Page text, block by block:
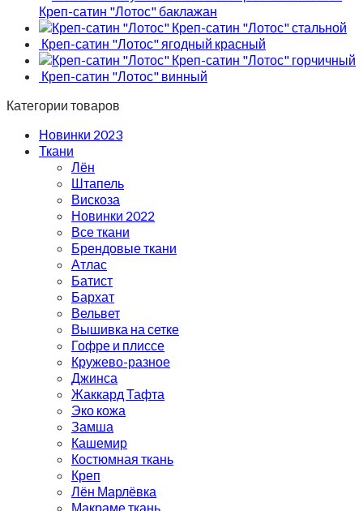
Креп-сатин "Лотос" баклажан
Креп-сатин "Лотос" стальной
Креп-сатин "Лотос" ягодный красный
Креп-сатин "Лотос" горчичный
Креп-сатин "Лотос" винный
Категории товаров
Новинки 2023
Ткани
Лён
Штапель
Вискоза
Новинки 2022
Все ткани
Брендовые ткани
Атлас
Батист
Бархат
Вельвет
Вышивка на сетке
Гофре и плиссе
Кружево-разное
Джинса
Жаккард Тафта
Эко кожа
Замша
Кашемир
Костюмная ткань
Креп
Лён Марлёвка
Макраме ткань